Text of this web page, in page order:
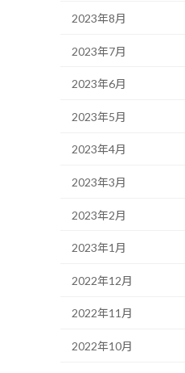
2023年8月
2023年7月
2023年6月
2023年5月
2023年4月
2023年3月
2023年2月
2023年1月
2022年12月
2022年11月
2022年10月